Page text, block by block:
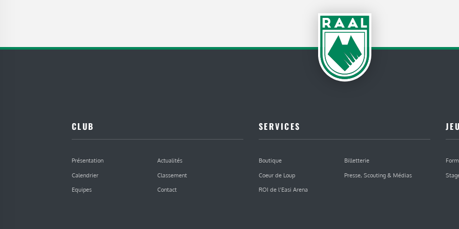
CLUB
Présentation
Actualités
Calendrier
Classement
Equipes
Contact
SERVICES
Boutique
Billetterie
Coeur de Loup
Presse, Scouting & Médias
ROI de l’Easi Arena